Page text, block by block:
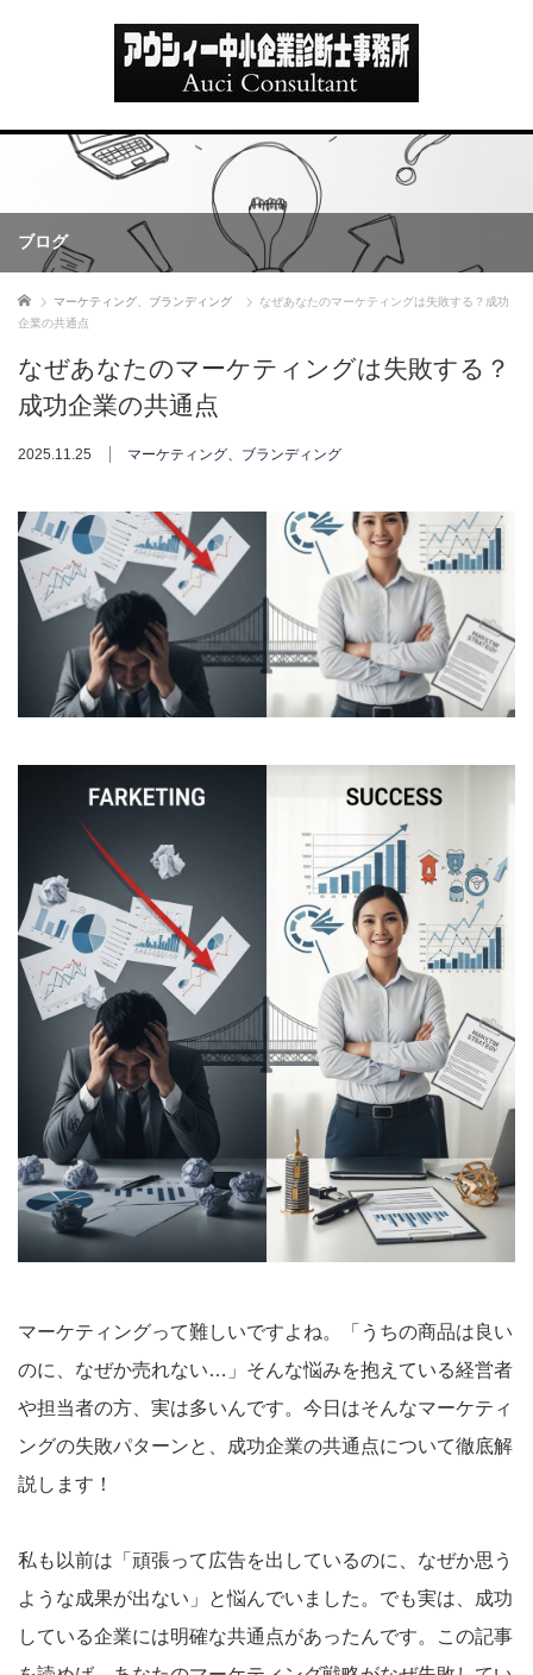
ブログ
ホーム マーケティング、ブランディング
なぜあなたのマーケティングは失敗する？成功
企業の共通点
なぜあなたのマーケティングは失敗する？
成功企業の共通点
2025.11.25 マーケティング、ブランディング
マーケティングって難しいですよね。「うちの商品は良い
のに、なぜか売れない…」そんな悩みを抱えている経営者
や担当者の方、実は多いんです。今日はそんなマーケティ
ングの失敗パターンと、成功企業の共通点について徹底解
説します！
私も以前は「頑張って広告を出しているのに、なぜか思う
ような成果が出ない」と悩んでいました。でも実は、成功
している企業には明確な共通点があったんです。この記事